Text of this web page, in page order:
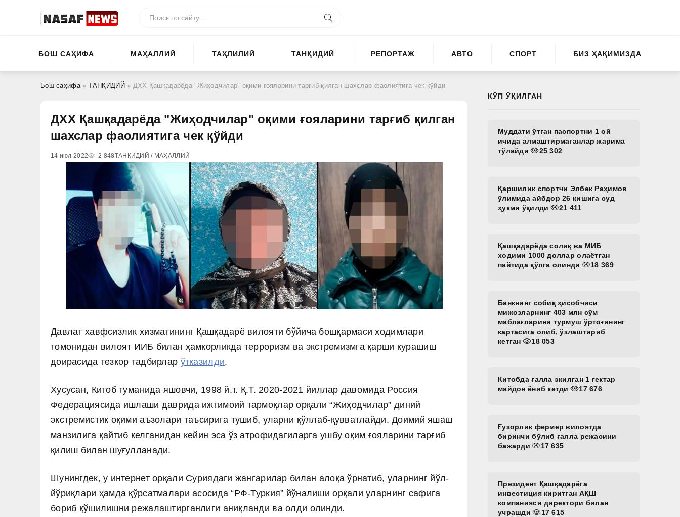
БОШ САҲИФА МАҲАЛЛИЙ ТАҲЛИЛИЙ ТАНҚИДИЙ РЕПОРТАЖ АВТО СПОРТ БИЗ ҲАҚИМИЗДА
Бош саҳифа» ТАНҚИДИЙ » ДХХ Қашқадарёда "Жиҳодчилар" оқими ғояларини тарғиб қилган шахслар фаолиятига чек қўйди
ДХХ Қашқадарёда "Жиҳодчилар" оқими ғояларини тарғиб қилган
шахслар фаолиятига чек қўйди
14 июл 2022 2 848ТАНҚИДИЙ / МАҲАЛЛИЙ
Давлат хавфсизлик хизматининг Қашқадарё вилояти бўйича бошқармаси ходимлари
томонидан вилоят ИИБ билан ҳамкорликда терроризм ва экстремизмга қарши курашиш
доирасида тезкор тадбирлар ўтказилди.
Хусусан, Китоб туманида яшовчи, 1998 й.т. Қ.Т. 2020-2021 йиллар давомида Россия
Федерациясида ишлаши даврида ижтимоий тармоқлар орқали “Жиҳодчилар” диний
экстремистик оқими аъзолари таъсирига тушиб, уларни қўллаб-қувватлайди. Доимий яшаш
манзилига қайтиб келганидан кейин эса ўз атрофидагиларга ушбу оқим ғояларини тарғиб
қилиш билан шуғулланади.
Шунингдек, у интернет орқали Суриядаги жангарилар билан алоқа ўрнатиб, уларнинг йўл-
йўриқлари ҳамда қўрсатмалари асосида “РФ-Туркия” йўналиши орқали уларнинг сафига
бориб қўшилишни режалаштирганлиги аниқланди ва олди олинди.
КЎП ЎҚИЛГАН
Муддати ўтган паспортни 1 ой
ичида алмаштирмаганлар жарима
тўлайди
25 302
Қаршилик спортчи Элбек Раҳимов
ўлимида айбдор 26 кишига суд
ҳукми ўқилди
21 411
Қашқадарёда солиқ ва МИБ
ходими 1000 доллар олаётган
пайтида қўлга олинди
18 369
Банкнинг собиқ ҳисобчиси
мижозларнинг 403 млн сўм
маблағларини турмуш ўртоғининг
картасига олиб, ўзлаштириб
кетган
18 053
Китобда ғалла экилган 1 гектар
майдон ёниб кетди
17 676
Ғузорлик фермер вилоятда
биринчи бўлиб ғалла режасини
бажарди
17 635
Президент Қашқадарёга
инвестиция киритган АҚШ
компанияси директори билан
учрашди
17 615